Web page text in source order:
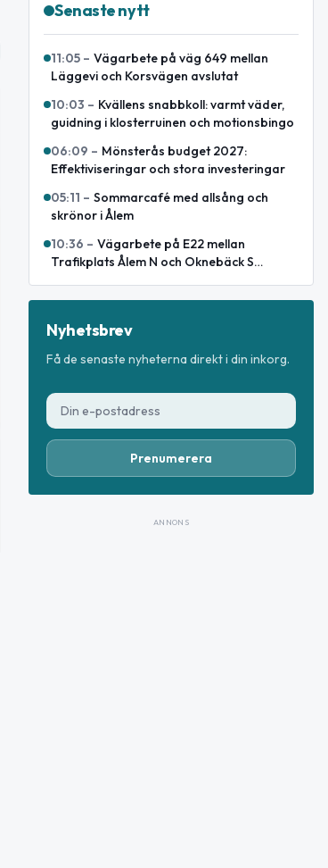
Senaste nytt
11:05 – Vägarbete på väg 649 mellan
Läggevi och Korsvägen avslutat
10:03 – Kvällens snabbkoll: varmt väder,
guidning i klosterruinen och motionsbingo
06:09 – Mönsterås budget 2027:
Effektiviseringar och stora investeringar
05:11 – Sommarcafé med allsång och
skrönor i Ålem
10:36 – Vägarbete på E22 mellan
Trafikplats Ålem N och Oknebäck S
Nyhetsbrev
Få de senaste nyheterna direkt i din inkorg.
Prenumerera
ANNONS